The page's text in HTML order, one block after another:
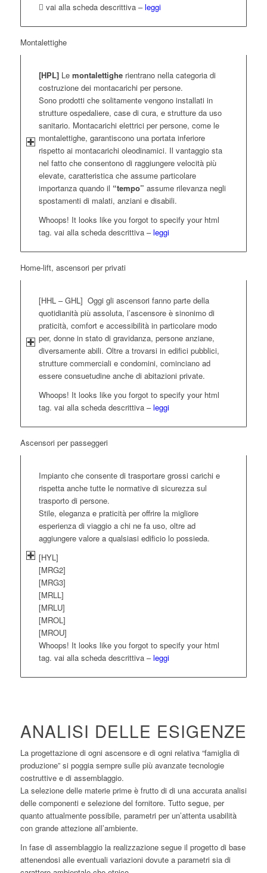
vai alla scheda descrittiva –leggi
Montalettighe
[HPL]Le montalettigherientrano nella categoria di
costruzione dei montacarichi per persone.
Sono prodotti che solitamente vengono installati in
strutture ospedaliere, case di cura, e strutture da uso
sanitario. Montacarichi elettrici per persone, come le
montalettighe, garantiscono una portata inferiore
rispetto ai montacarichi oleodinamici. Il vantaggio sta
nel fatto che consentono di raggiungere velocità più
elevate, caratteristica che assume particolare
importanza quando il “tempo” assume rilevanza negli
spostamenti di malati, anziani e disabili.
Whoops! It looks like you forgot to specify your html
tag. vai alla scheda descrittiva –leggi
Home-lift, ascensori per privati
[HHL – GHL] Oggi gli ascensori fanno parte della
quotidianità più assoluta, l’ascensore è sinonimo di
praticità, comfort e accessibilità in particolare modo
per, donne in stato di gravidanza, persone anziane,
diversamente abili. Oltre a trovarsi in edifici pubblici,
strutture commerciali e condomini, cominciano ad
essere consuetudine anche di abitazioni private.
Whoops! It looks like you forgot to specify your html
tag. vai alla scheda descrittiva –leggi
Ascensori per passeggeri
Impianto che consente di trasportare grossi carichi e
rispetta anche tutte le normative di sicurezza sul
trasporto di persone.
Stile, eleganza e praticità per offrire la migliore
esperienza di viaggio a chi ne fa uso, oltre ad
aggiungere valore a qualsiasi edificio lo possieda.
[HYL]
[MRG2]
[MRG3]
[MRLL]
[MRLU]
[MROL]
[MROU]
Whoops! It looks like you forgot to specify your html
tag. vai alla scheda descrittiva –leggi
ANALISI DELLE ESIGENZE
La progettazione di ogni ascensore e di ogni relativa “famiglia di
produzione” si poggia sempre sulle più avanzate tecnologie
costruttive e di assemblaggio.
La selezione delle materie prime è frutto di di una accurata analisi
delle componenti e selezione del fornitore. Tutto segue, per
quanto attualmente possibile, parametri per un’attenta usabilità
con grande attezione all’ambiente.
In fase di assemblaggio la realizzazione segue il progetto di base
attenendosi alle eventuali variazioni dovute a parametri sia di